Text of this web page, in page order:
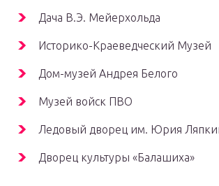
Дача В.Э. Мейерхольда
Историко-Краеведческий Музей
Дом-музей Андрея Белого
Музей войск ПВО
Ледовый дворец им. Юрия
Дворец культуры «Балашиха»